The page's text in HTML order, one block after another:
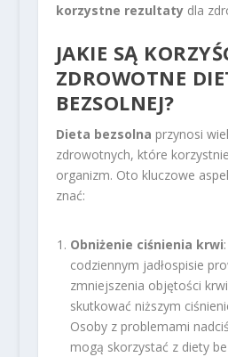
korzystne rezultatydla
JAKIE SĄ
ZDROWOTNE
BEZSOLNEJ?
Dieta bezsolna przynosi
zdrowotnych, które
organizm. Oto kluczowe
znać:
Obniżenie ciśnienia krwi
codziennym jadłospisie
zmniejszenia objętości
skutkować niższym
Osoby z problemami
mogą skorzystać z diety